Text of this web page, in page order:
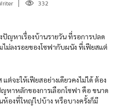
332
ปัญหาเรื่องบ้านรายวัน ที่รอการปลด
ไม่ลงรอยของโซฟากับผนัง ที่เฟียสแต่
จะให้เฟียสอย่างเดียวคงไม่ได้ ต้อง
หาหลักของการเลือกโซฟา คือ ขนาด
องที่ใหญ่ไปบ้าง หรือบางครั้งก็มี